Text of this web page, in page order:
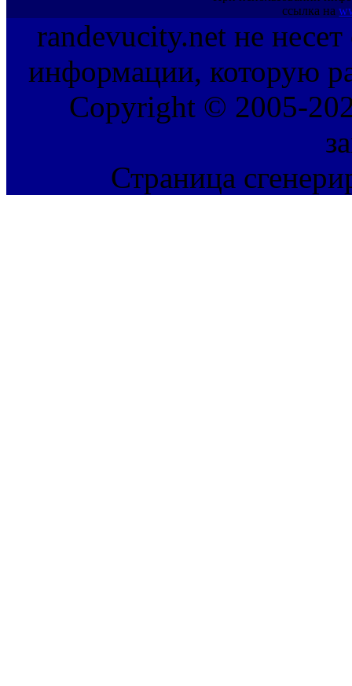
ссылка на
randevucity.net не несет
информации, которую
Copyright © 2005-
Страница